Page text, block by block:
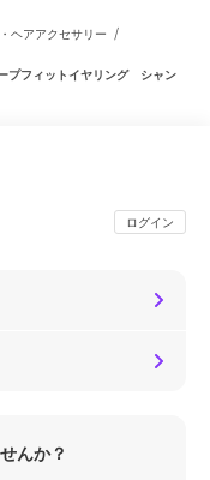
ヘアアクセサリー /
プフィットイヤリング シャン
ログイン
んか？